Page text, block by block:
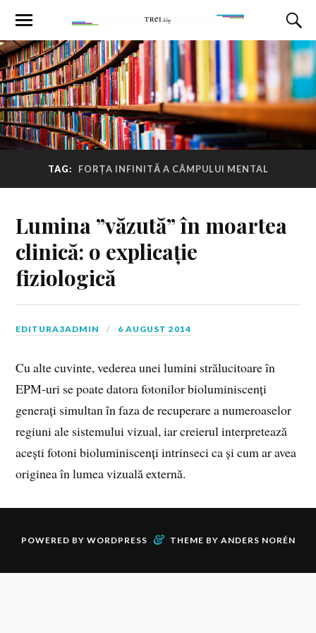
TAG: FORȚA INFINITĂ A CÂMPULUI MENTAL
Lumina ”văzută” în moartea
clinică: o explicație
fiziologică
EDITURA3ADMIN 6 AUGUST 2014
Cu alte cuvinte, vederea unei lumini strălucitoare în
EPM‑uri se poate datora fotonilor bioluminiscenți
generați simultan în faza de recuperare a numeroaselor
regiuni ale sistemului vizual, iar creierul interpretează
acești fotoni bioluminiscenți intrinseci ca și cum ar avea
originea în lumea vizuală externă.
POWERED BY WORDPRESS & THEME BY ANDERS NORÉN